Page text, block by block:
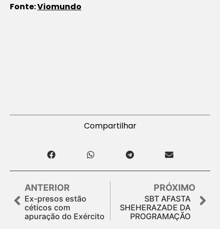
Fonte:Viomundo
Compartilhar
ANTERIOR
Ex-presos estão
céticos com
apuração do Exército
PRÓXIMO
SBT AFASTA
SHEHERAZADE DA
PROGRAMAÇÃO